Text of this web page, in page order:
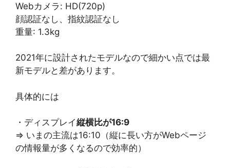
Webカメラ: HD(720p)
顔認証なし、指紋認証なし
重量: 1.3kg
2021年に設計されたモデルなので細かい点では最
新モデルと差があります。
具体的には
・ディスプレイ縦横比が16:9
⇒ いまの主流は16:10（縦に長い方がWebページ
の情報量が多くなるので効率的）